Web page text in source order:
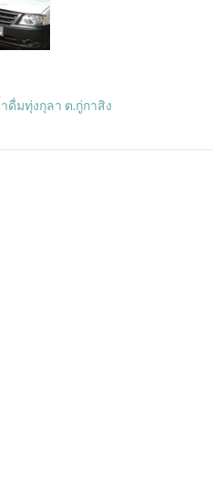
ดื่มทุ่งกุลา ต.กู่กาสิง